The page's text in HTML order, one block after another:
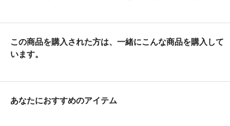
この商品を購入された方は、一緒にこんな商品を購入して
います。
あなたにおすすめのアイテム